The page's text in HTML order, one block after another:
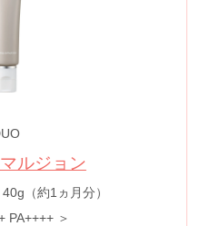
ルジョン
（約1ヵ月分）
PA++++ ＞